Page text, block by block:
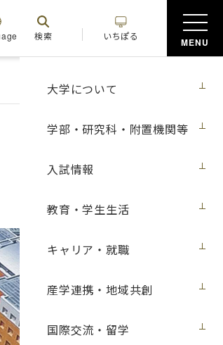
大学について
学部・研究科・附置機関等
入試情報
教育・学生生活
キャリア・就職
産学連携・地域共創
国際交流・留学
検索 いちぽる
MENU